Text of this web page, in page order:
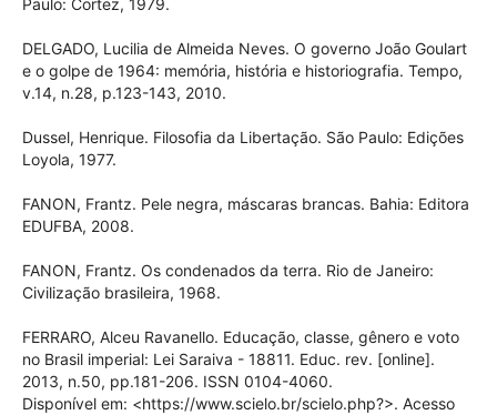
Paulo: Cortez, 1979.
DELGADO, Lucilia de Almeida Neves. O governo João Goulart
e o golpe de 1964: memória, história e historiografia. Tempo,
v.14, n.28, p.123-143, 2010.
Dussel, Henrique. Filosofia da Libertação. São Paulo: Edições
Loyola, 1977.
FANON, Frantz. Pele negra, máscaras brancas. Bahia: Editora
EDUFBA, 2008.
FANON, Frantz. Os condenados da terra. Rio de Janeiro:
Civilização brasileira, 1968.
FERRARO, Alceu Ravanello. Educação, classe, gênero e voto
no Brasil imperial: Lei Saraiva - 18811. Educ. rev. [online].
2013, n.50, pp.181-206. ISSN 0104-4060.
Disponível em: <https://www.scielo.br/scielo.php?>. Acesso